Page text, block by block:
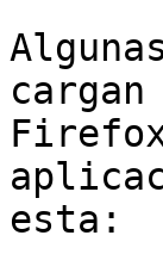
esta: